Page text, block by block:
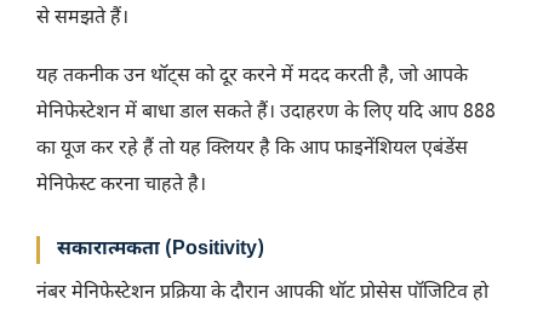
से समझते हैं।
यह तकनीक उन थॉट्स को दूर करने में मदद करती है, जो आपके
मेनिफेस्टेशन में बाधा डाल सकते हैं। उदाहरण के लिए यदि आप 888
का यूज कर रहे हैं तो यह क्लियर है कि आप फाइनेंशियल एबंडेंस
मेनिफेस्ट करना चाहते है।
सकारात्मकता (Positivity)
नंबर मेनिफेस्टेशन प्रक्रिया के दौरान आपकी थॉट प्रोसेस पॉजिटिव हो